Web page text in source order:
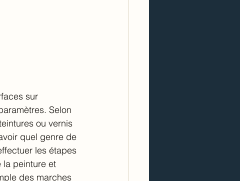
sur
Selon
ou vernis
quel genre de
les étapes
la peinture et
des marches